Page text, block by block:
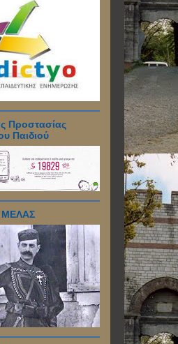
Προστασίας
Παιδιού
ΜΕΛΑΣ